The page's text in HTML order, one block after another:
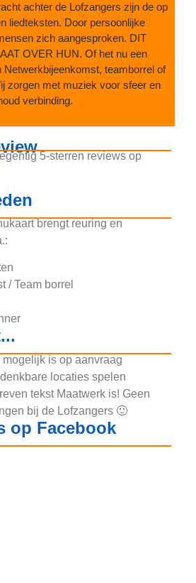
achter de Lofzangers zijn de op
liedteksten. Door persoonlijke
zich aangesproken. DIT
OVER HUN. Of het nu een
Netwerkbijeenkomst, teamborrel of
zorgen met muziek voor sfeer en
verbinding.
5-sterren reviews op
brengt reuring en
/ Team borrel
mogelijk is op aanvraag
locaties spelen
tekst Maatwerk is! Geen
bij de Lofzangers 🙂
op Facebook